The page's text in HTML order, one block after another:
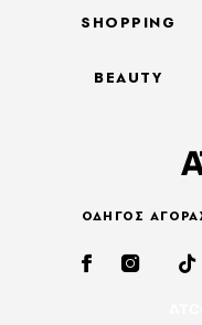
SHOPPING
BEAUTY
ΟΔΗΓΟΣ